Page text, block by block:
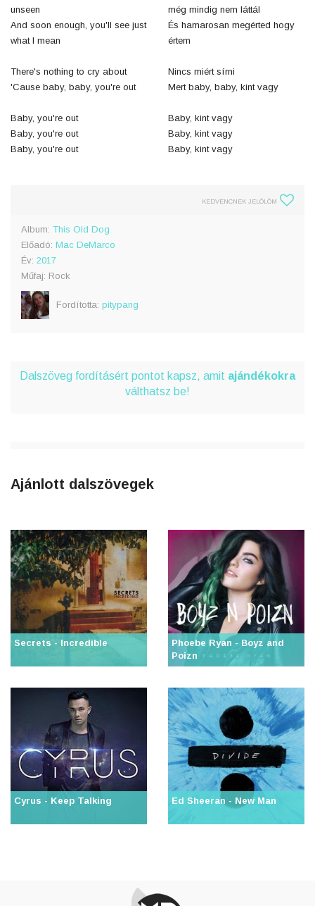
unseen
And soon enough, you'll see just
what I mean
There's nothing to cry about
'Cause baby, baby, you're out
Baby, you're out
Baby, you're out
Baby, you're out
még mindig nem láttál
És hamarosan megérted hogy
értem
Nincs miért sírni
Mert baby, baby, kint vagy
Baby, kint vagy
Baby, kint vagy
Baby, kint vagy
KEDVENCNEK JELÖLÖM
Album: This Old Dog
Előadó: Mac DeMarco
Év: 2017
Műfaj: Rock
Fordította: pitypang
Dalszöveg fordításért pontot kapsz, amit ajándékokra
válthatsz be!
Ajánlott dalszövegek
Secrets - Incredible
Phoebe Ryan - Boyz and
Poizn
Cyrus - Keep Talking Ed Sheeran - New Man